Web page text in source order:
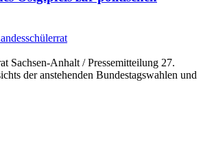
Sachsen-Anhalt / Pressemitteilung 27.
der anstehenden Bundestagswahlen und